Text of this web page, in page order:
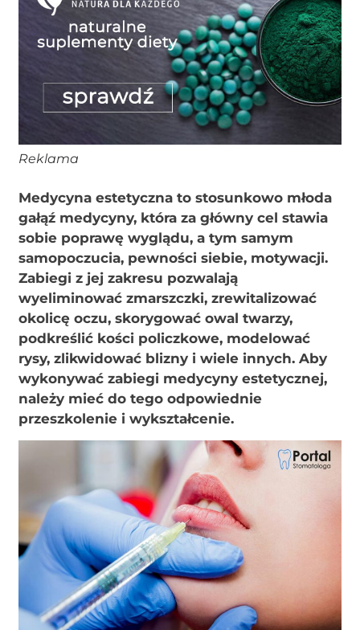
Reklama
Medycyna estetyczna to stosunkowo młoda
gałąź medycyny, która za główny cel stawia
sobie poprawę wyglądu, a tym samym
samopoczucia, pewności siebie, motywacji.
Zabiegi z jej zakresu pozwalają
wyeliminować zmarszczki, zrewitalizować
okolicę oczu, skorygować owal twarzy,
podkreślić kości policzkowe, modelować
rysy, zlikwidować blizny i wiele innych. Aby
wykonywać zabiegi medycyny estetycznej,
należy mieć do tego odpowiednie
przeszkolenie i wykształcenie.